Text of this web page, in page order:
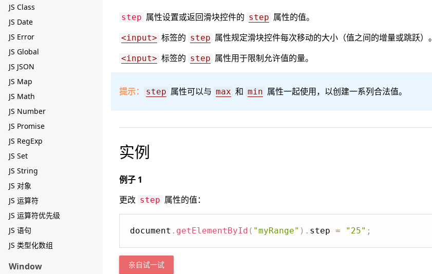
JS Class
JS Date
JS Error
JS Global
JS JSON
JS Map
JS Math
JS Number
JS Promise
JS RegExp
JS Set
JS String
JS 对象
JS 运算符
JS 运算符优先级
JS 语句
JS 类型化数组
Window
step 属性设置或返回滑块控件的 step 属性的值。
<input> 标签的 step 属性规定滑块控件每次移动的大小（值之间的增量或跳跃）。
<input> 标签的 step 属性用于限制允许值的量。
提示： step 属性可以与 max 和 min 属性一起使用，以创建一系列合法值。
实例
例子 1
更改 step 属性的值：
document . getElementById ( "myRange" ) . step = "25" ;
亲自试一试